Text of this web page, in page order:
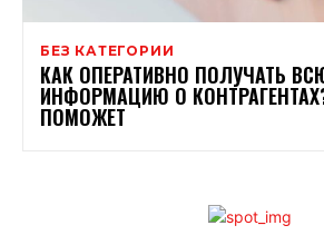
БЕЗ КАТЕГОРИИ
КАК ОПЕРАТИВНО ПОЛУЧАТЬ
ИНФОРМАЦИЮ О КОНТРАГЕНТАХ?
ПОМОЖЕТ